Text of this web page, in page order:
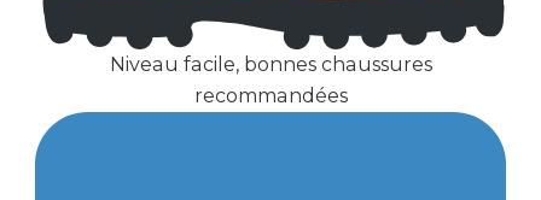
Niveau facile, bonnes chaussures
recommandées